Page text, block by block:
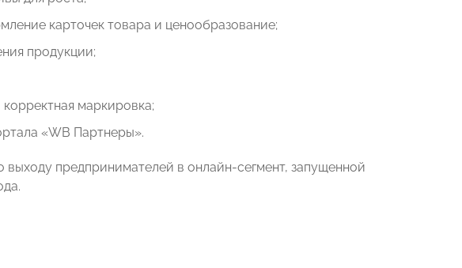
карточек товара и ценообразование;
продукции;
маркировка;
«WB Партнеры».
предпринимателей в онлайн-сегмент, запущенной